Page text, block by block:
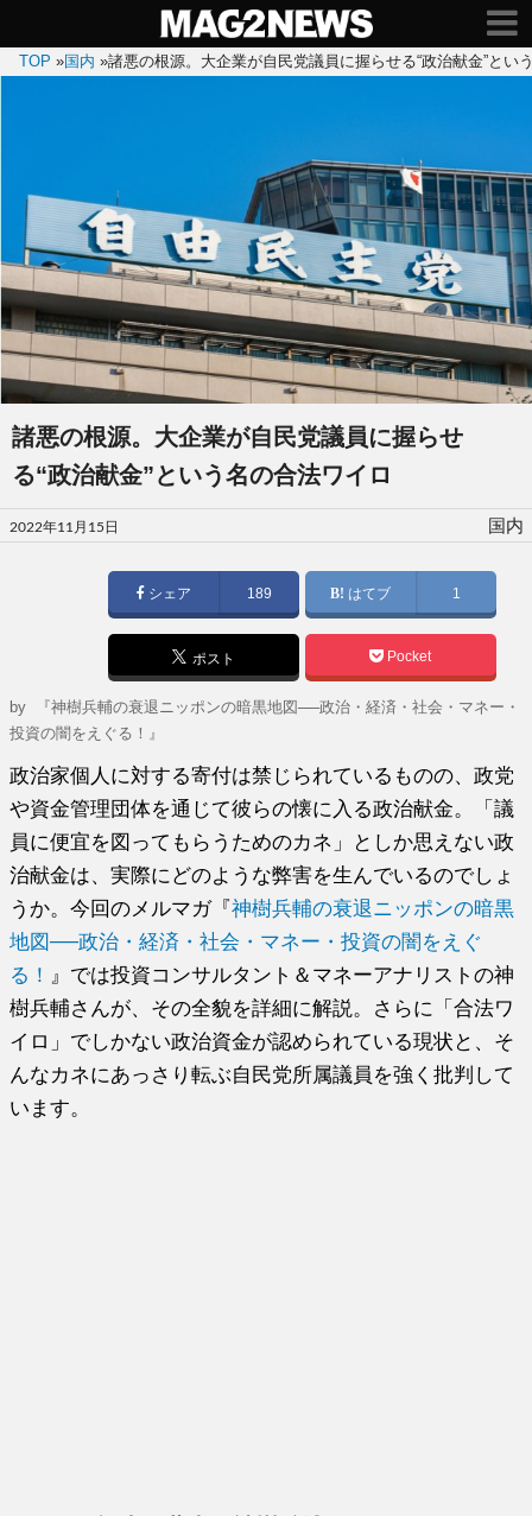
TOP »国内 »諸悪の根源。大企業が自民党議員に握らせる“政治献金”とい
諸悪の根源。大企業が自民党議員に握らせ
る“政治献金”という名の合法ワイロ
投
稿
2022年11月15日 国内
シェア 189 はてブ 1
ポスト Pocket
by
『神樹兵輔の衰退ニッポンの暗黒地図──政治・経済・社会・マネー・
投資の闇をえぐる！』
政治家個人に対する寄付は禁じられているものの、政党
や資金管理団体を通じて彼らの懐に入る政治献金。「議
員に便宜を図ってもらうためのカネ」としか思えない政
治献金は、実際にどのような弊害を生んでいるのでしょ
うか。今回のメルマガ『神樹兵輔の衰退ニッポンの暗黒
地図──政治・経済・社会・マネー・投資の闇をえぐ
る！
』では投資コンサルタント＆マネーアナリストの神
樹兵輔さんが、その全貌を詳細に解説。さらに「合法ワ
イロ」でしかない政治資金が認められている現状と、そ
んなカネにあっさり転ぶ自民党所属議員を強く批判して
います。